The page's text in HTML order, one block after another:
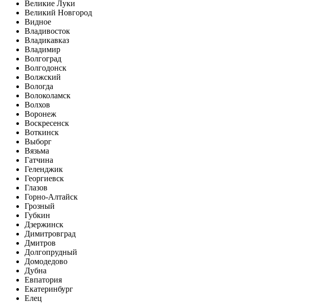
Великие Луки
Великий Новгород
Видное
Владивосток
Владикавказ
Владимир
Волгоград
Волгодонск
Волжский
Вологда
Волоколамск
Волхов
Воронеж
Воскресенск
Воткинск
Выборг
Вязьма
Гатчина
Геленджик
Георгиевск
Глазов
Горно-Алтайск
Грозный
Губкин
Дзержинск
Димитровград
Дмитров
Долгопрудный
Домодедово
Дубна
Евпатория
Екатеринбург
Елец